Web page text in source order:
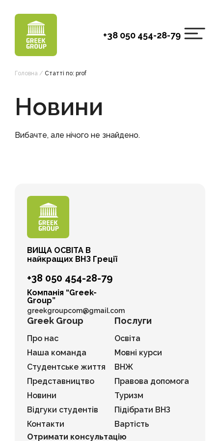
content
+38 050 454-28-79
Головна / Статті по: prof
Новини
Вибачте, але нічого не знайдено.
ВИЩА ОСВІТА В
найкращих ВНЗ Греції
+38 050 454-28-79
Компанія “Greek-
Group”
greekgroupcom@gmail.com
Greek Group
Про нас
Наша команда
Студентське життя
Представництво
Новини
Відгуки студентів
Контакти
Послуги
Освіта
Мовні курси
ВНЖ
Правова допомога
Туризм
Підібрати ВНЗ
Вартість
Отримати консультацію